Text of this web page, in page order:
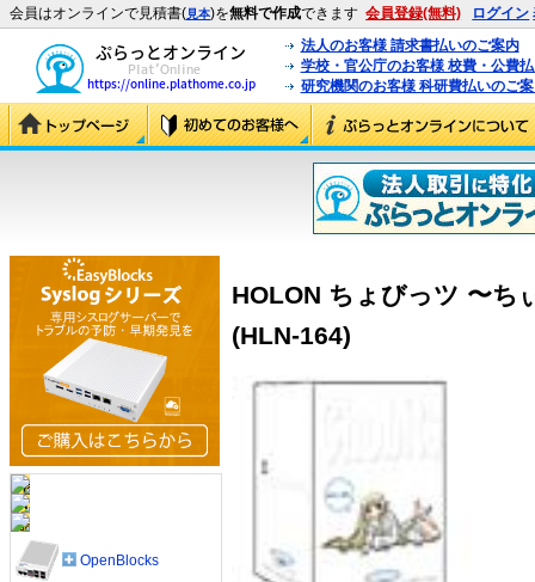
会員はオンラインで見積書(見本)を無料で作成できます 会員登録(無料) ログイン
法人のお客様 請求書払いのご案内
学校・官公庁のお客様 校費・公費
研究機関のお客様 科研費払いのご
HOLON ちょびっツ 〜ち
(HLN-164)
OpenBlocks